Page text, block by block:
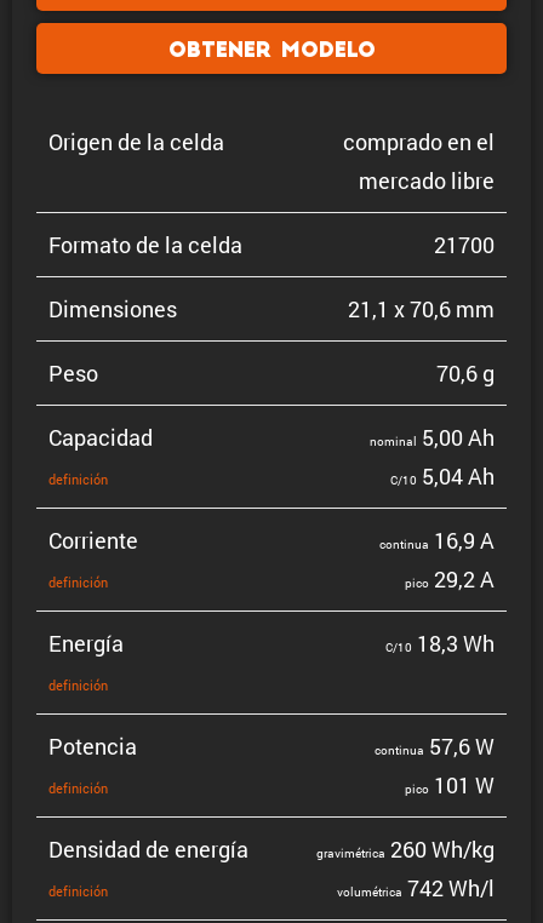
Obtener modelo
Origen de la celda
comprado en el
mercado libre
Formato de la celda 21700
Dimen­siones 21,1 x 70,6 mm
Peso 70,6 g
Capacidad
defini­ción
nominal 5,00 Ah
C/10 5,04 Ah
Corriente
defini­ción
continua 16,9 A
pico 29,2 A
Energía
defini­ción
C/10 18,3 Wh
Potencia
defini­ción
continua 57,6 W
pico 101 W
Densidad de energía
defini­ción
gravi­mé­trica 260 Wh/kg
volumé­trica 742 Wh/l